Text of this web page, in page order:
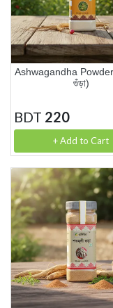
Ashwagandha
গুঁড়া)
BDT 220
+ Add to Cart